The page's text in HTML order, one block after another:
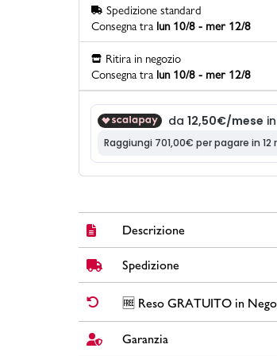
Scopri di più
PittaRosso
divertenti con le calzature
Spedizione standard
Consegna tra lun 10/8 - mer 12/8
Ritira in negozio
Consegna tra lun 10/8 - mer 12/8
Descrizione
Scarpe da running adidas Galaxy 5
bianco con suola in gomma, fodera
tessuto, lacci tono su tono, etichetta
linguetta e tre strisce laterali.
Brand: adidas
Spedizione
✅ Spedizione Standard GRATUITA DA
5 giornilavorativi. Per ordini inferiori a €
un costo di € 6,00.
🆓 Reso GRATUITO in
Cambi idea?Non preoccuparti, hai
Garanzia